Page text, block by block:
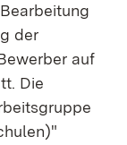
der
auf
Die